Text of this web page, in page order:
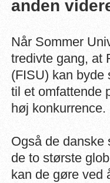
anden
Når Sommer
tredivte gang, at
(FISU) kan byde
til et omfattende
høj konkurrence.
Også de danske
de to største
kan de gøre ved